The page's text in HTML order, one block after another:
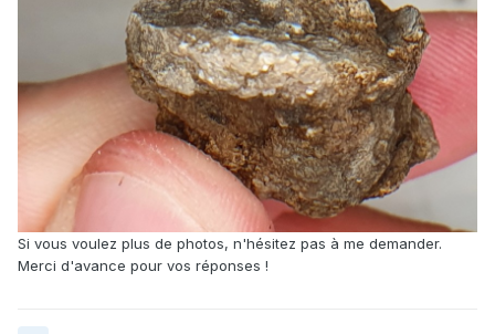
Si vous voulez plus de photos, n'hésitez pas à me demander.
Merci d'avance pour vos réponses !